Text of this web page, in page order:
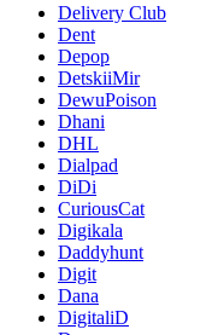
Delivery Club
Dent
Depop
DetskiiMir
DewuPoison
Dhani
DHL
Dialpad
DiDi
CuriousCat
Digikala
Daddyhunt
Digit
Dana
DigitaliD